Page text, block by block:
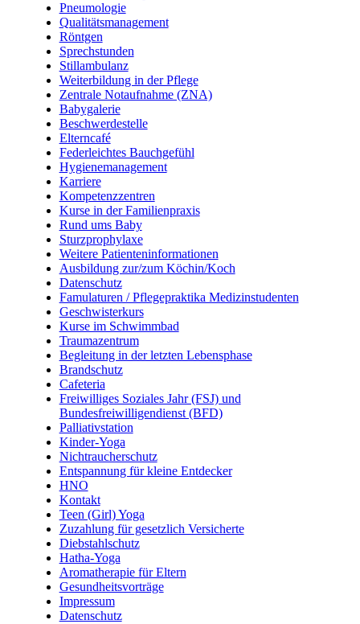
Pneumologie
Qualitätsmanagement
Röntgen
Sprechstunden
Stillambulanz
Weiterbildung in der Pflege
Zentrale Notaufnahme (ZNA)
Babygalerie
Beschwerdestelle
Elterncafé
Federleichtes Bauchgefühl
Hygienemanagement
Karriere
Kompetenzzentren
Kurse in der Familienpraxis
Rund ums Baby
Sturzprophylaxe
Weitere Patienteninformationen
Ausbildung zur/zum Köchin/Koch
Datenschutz
Famulaturen / Pflegepraktika Medizinstudenten
Geschwisterkurs
Kurse im Schwimmbad
Traumazentrum
Begleitung in der letzten Lebensphase
Brandschutz
Cafeteria
Freiwilliges Soziales Jahr (FSJ) und
Bundesfreiwilligendienst (BFD)
Palliativstation
Kinder-Yoga
Nichtraucherschutz
Entspannung für kleine Entdecker
HNO
Kontakt
Teen (Girl) Yoga
Zuzahlung für gesetzlich Versicherte
Diebstahlschutz
Hatha-Yoga
Aromatherapie für Eltern
Gesundheitsvorträge
Impressum
Datenschutz